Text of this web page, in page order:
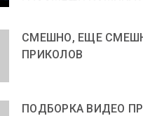
СМЕШНО, ЕЩЕ
ПРИКОЛОВ
ПОДБОРКА ВИДЕО